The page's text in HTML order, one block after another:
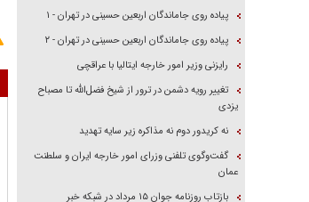
پیاده روی جاماندگان اربعین حسینی در تهران - ۱
پیاده روی جاماندگان اربعین حسینی در تهران - ۲
رایزنی وزیر امور خارجه ایتالیا با عراقچی
تغییر رویه دشمن در ترور از شیخ فضل‌الله تا مصباح
یزدی
نه کریدور دوم نه مذاکره زیر سایه تهدید
گفت‌وگوی تلفنی وزرای امور خارجه ایران و سلطنت
عمان
بازتاب روزنامه جوان ۱۵ مرداد در شبکه خبر